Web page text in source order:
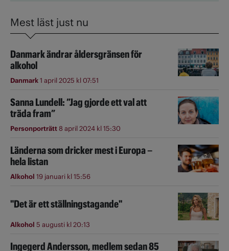
Mest läst just nu
Danmark ändrar åldersgränsen för
alkohol
Danmark1 april 2025 kl 07:51
Sanna Lundell: ”Jag gjorde ett val att
träda fram”
Personporträtt8 april 2024 kl 15:30
Länderna som dricker mest i Europa –
hela listan
Alkohol 19 januari kl 15:56
"Det är ett ställningstagande"
Alkohol 5 augusti kl 20:13
Ingegerd Andersson, medlem sedan 85